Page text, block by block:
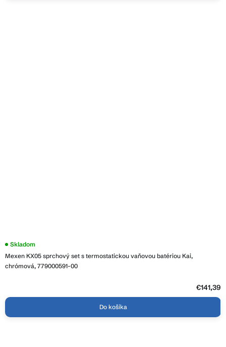
Mexen KX05 sprchový set s termostatickou vaňovou batériou Kai,
chrómová, 779000591-00
Skladom
€141,39
Do košíka